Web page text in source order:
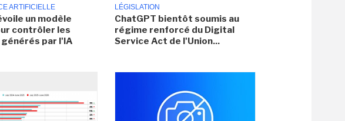
ARTIFICIELLE
un modèle
contrôler les
par l'IA
LÉGISLATION
ChatGPT bientôt soumis au
régime renforcé du Digital
Service Act de l'Union...